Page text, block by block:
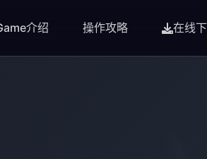
介绍 操作攻略 在线